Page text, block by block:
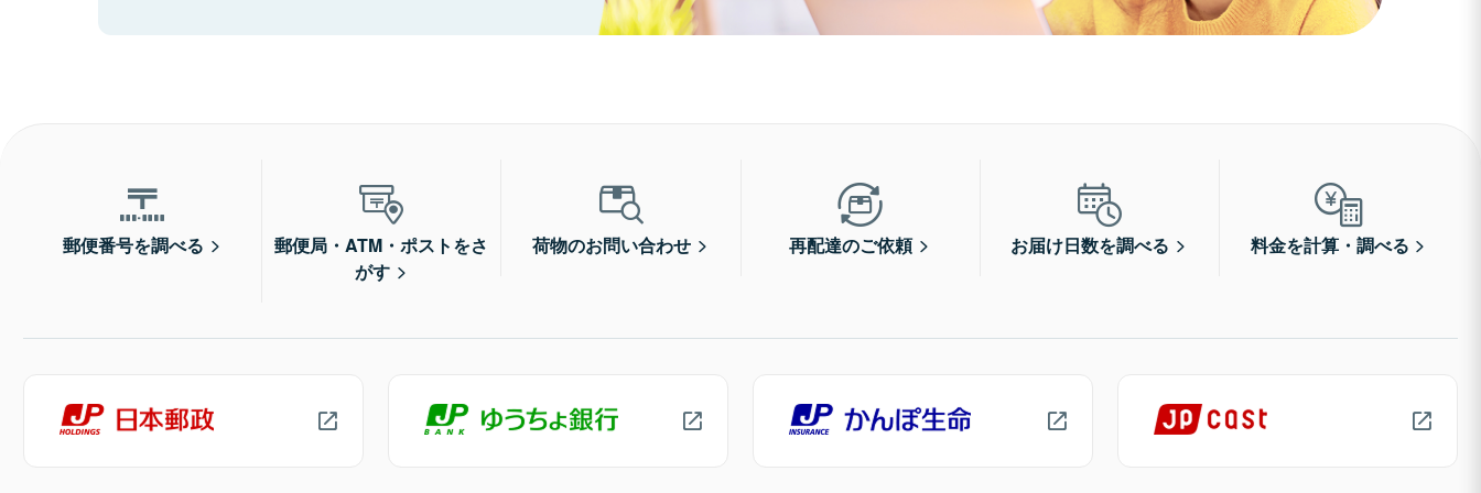
郵便番号を調べる
郵便局・ATM・ポストをさ
がす
荷物のお問い合わせ 再配達のご依頼 お届け日数を調べる 料金を計算・調べる